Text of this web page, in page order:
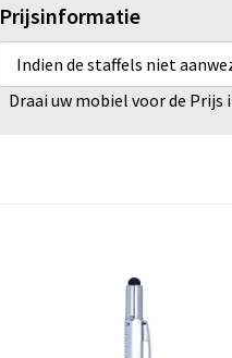
Prijsinformatie
Indien de staffels niet
Draai uw mobiel voor de